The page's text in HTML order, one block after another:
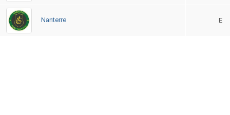
Nanterre E